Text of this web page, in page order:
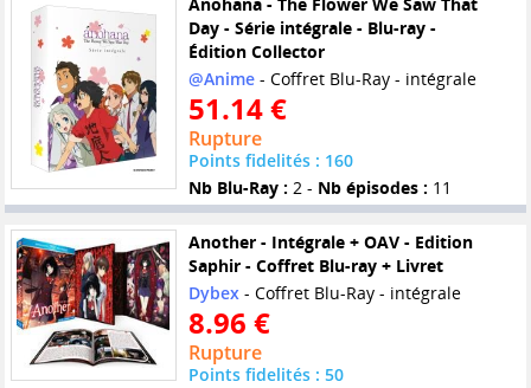
Day - Série intégrale - Blu-ray -
Édition Collector
@Anime- Coffret Blu-Ray - intégrale
51.14 €
Rupture
Points fidelités : 160
Nb Blu-Ray : 2 - Nb épisodes : 11
Another - Intégrale + OAV - Edition
Saphir - Coffret Blu-ray + Livret
Dybex- Coffret Blu-Ray - intégrale
8.96 €
Rupture
Points fidelités : 50